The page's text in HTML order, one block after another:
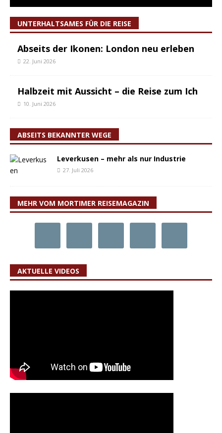
UNTERHALTSAMES FÜR DIE REISE
Abseits der Ikonen: London neu erleben
22. Juni 2026
Halbzeit mit Aussicht – die Reise zum Ich
10. Juni 2026
ABSEITS BEKANNTER WEGE
Leverkusen – mehr als nur Industrie
27. Juli 2026
MEHR VOM MORTIMER REISEMAGAZIN
AKTUELLE VIDEOS